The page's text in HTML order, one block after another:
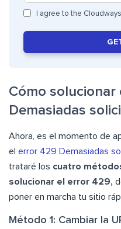
I agree to the Cloudways
Cómo solucionar
Demasiadas
Ahora, es el momento de
el error 429 Demasiadas
trataré los cuatro
solucionar el error 429,
poner en marcha tu sitio
Método 1: Cambiar la